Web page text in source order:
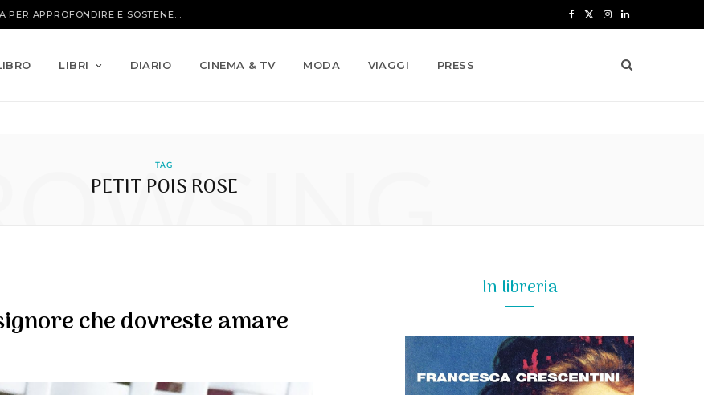
I L
n
LIBRI DIARIO CINEMA & TV MODA VIAGGI PRESS
TAG
PETIT POIS ROSE
che dovreste amare
In libreria